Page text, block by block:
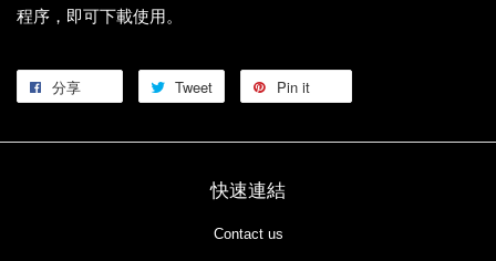
程序，即可下載使用。
分享 Tweet Pin it
快速連結
Contact us